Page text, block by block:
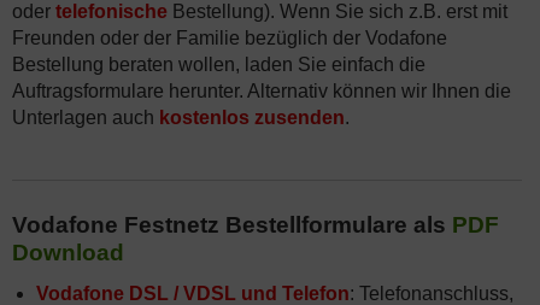
oder telefonische Bestellung). Wenn Sie sich z.B. erst mit
Freunden oder der Familie bezüglich der Vodafone
Bestellung beraten wollen, laden Sie einfach die
Auftragsformulare herunter. Alternativ können wir Ihnen die
Unterlagen auch kostenlos zusenden.
Vodafone Festnetz Bestellformulare als PDF
Download
Vodafone DSL / VDSL und Telefon: Telefonanschluss,